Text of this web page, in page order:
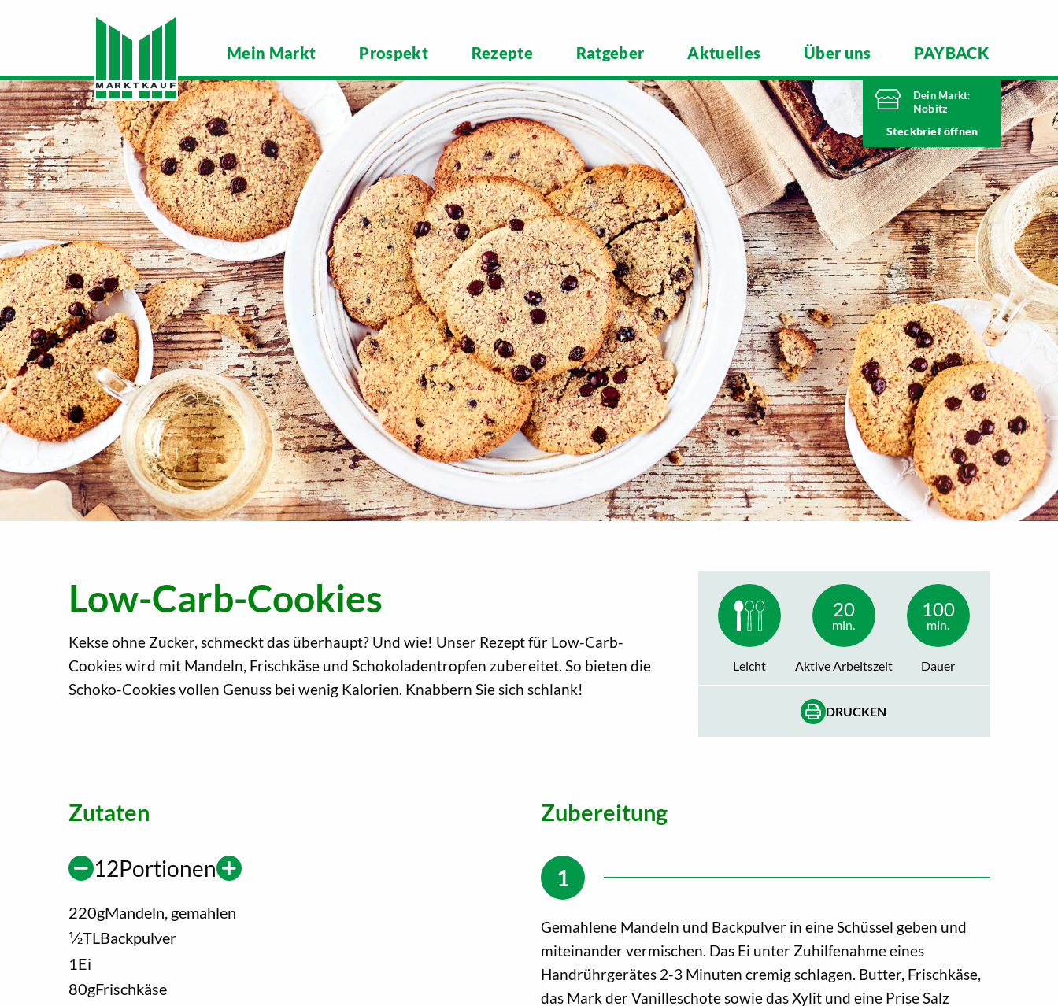
Mein Markt Prospekt Rezepte Ratgeber Aktuelles Über uns PAYBACK
Dein Markt:
Nobitz
Heute bis
Telefonnummer
03447 51260
Altenburger Straße 29
04603 Nobitz
Markt ändern
Steckbrief
Low-Carb-Cookies
Kekse ohne Zucker, schmeckt das überhaupt? Und wie! Unser Rezept für Low-Carb-
Cookies wird mit Mandeln, Frischkäse und Schokoladentropfen zubereitet. So bieten die
Schoko-Cookies vollen Genuss bei wenig Kalorien. Knabbern Sie sich schlank!
Leicht
20
min.
Aktive Arbeitszeit
100
min.
Dauer
DRUCKEN
Zutaten
12Portionen
220gMandeln, gemahlen
1/2TL Backpulver
1 Ei
80gFrischkäse
Zubereitung
Gemahlene Mandeln und Backpulver in eine Schüssel geben und
miteinander vermischen. Das Ei unter Zuhilfenahme eines
Handrührgerätes 2-3 Minuten cremig schlagen. Butter, Frischkäse,
das Mark der Vanilleschote sowie das Xylit und eine Prise Salz